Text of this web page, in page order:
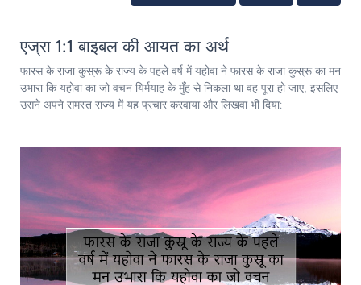
एज्रा 1:1 बाइबल की आयत का अर्थ
फारस के राजा कुस्रू के राज्य के पहले वर्ष में यहोवा ने फारस के राजा कुस्रू का मन
उभारा कि यहोवा का जो वचन यिर्मयाह के मुँह से निकला था वह पूरा हो जाए, इसलिए
उसने अपने समस्त राज्य में यह प्रचार करवाया और लिखवा भी दिया: